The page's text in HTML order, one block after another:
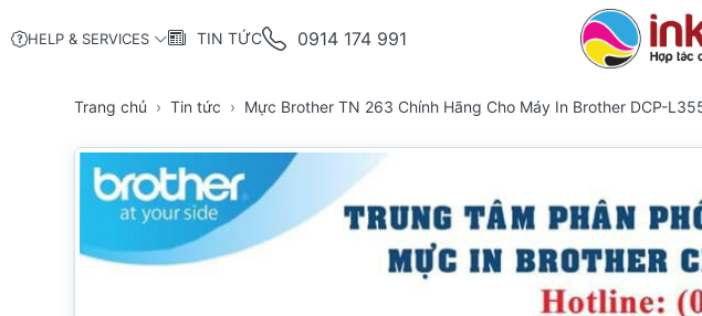
HELP & SERVICES TIN TỨC 0914 174 991
Trang chủ Tin tức Mực Brother TN 263 Chính Hãng Cho Máy In Brother DCP-